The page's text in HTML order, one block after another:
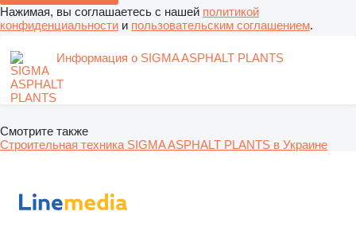
Нажимая, вы соглашаетесь с нашей политикой
конфиденциальности и пользовательским соглашением.
Информация о SIGMA ASPHALT PLANTS
Смотрите также
Строительная техника SIGMA ASPHALT PLANTS в Украине